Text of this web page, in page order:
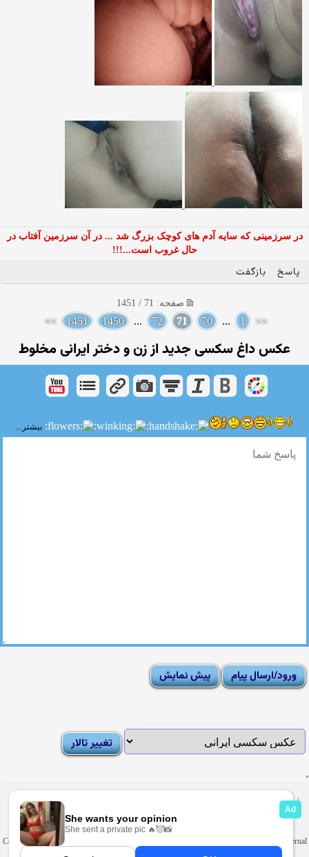
در سرزمینی که سایه آدم های کوچک بزرگ شد ... در آن سرزمین آفتاب در
حال غروب است...!!!
پاسخ بازگفت
صفحه: 71 / 1451
<<
1
...
70
71
72
...
1450
1451
>>
عکس داغ سکسی جدید از زن و دختر ایرانی مخلوط
بیشتر...
Moderator List |
Sexy Pictures Archive
Adult Forums
Copyright © 2009-2025
. Looti Forums is not responsible for the content of external